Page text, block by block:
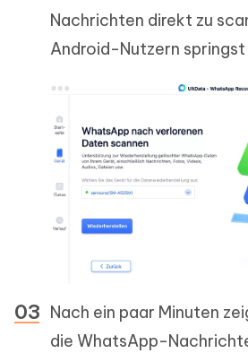
Nachrichten direkt zu
Android-Nutzern
Nach ein paar Minuten
die WhatsApp-